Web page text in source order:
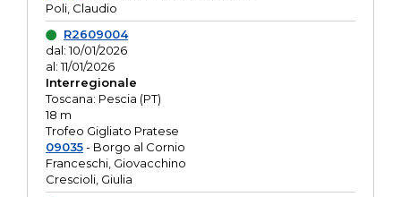
Poli, Claudio
R2609004
dal: 10/01/2026
al: 11/01/2026
Interregionale
Toscana: Pescia (PT)
18 m
Trofeo Gigliato Pratese
09035- Borgo al Cornio
Franceschi, Giovacchino
Crescioli, Giulia